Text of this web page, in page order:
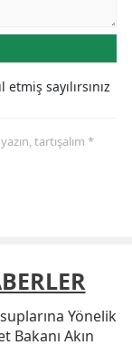
sayılırsınız
tartışalım *
Yönelik
Bakanı Akın